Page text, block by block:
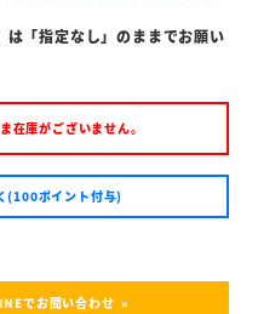
は「指定なし」のままでお願い
在庫がございません。
(100ポイント付与)
でお問い合わせ